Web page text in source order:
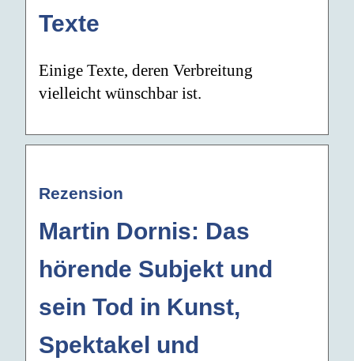
Texte
Einige Texte, deren Verbreitung
vielleicht wünschbar ist.
Rezension
Martin Dornis: Das
hörende Subjekt und
sein Tod in Kunst,
Spektakel und